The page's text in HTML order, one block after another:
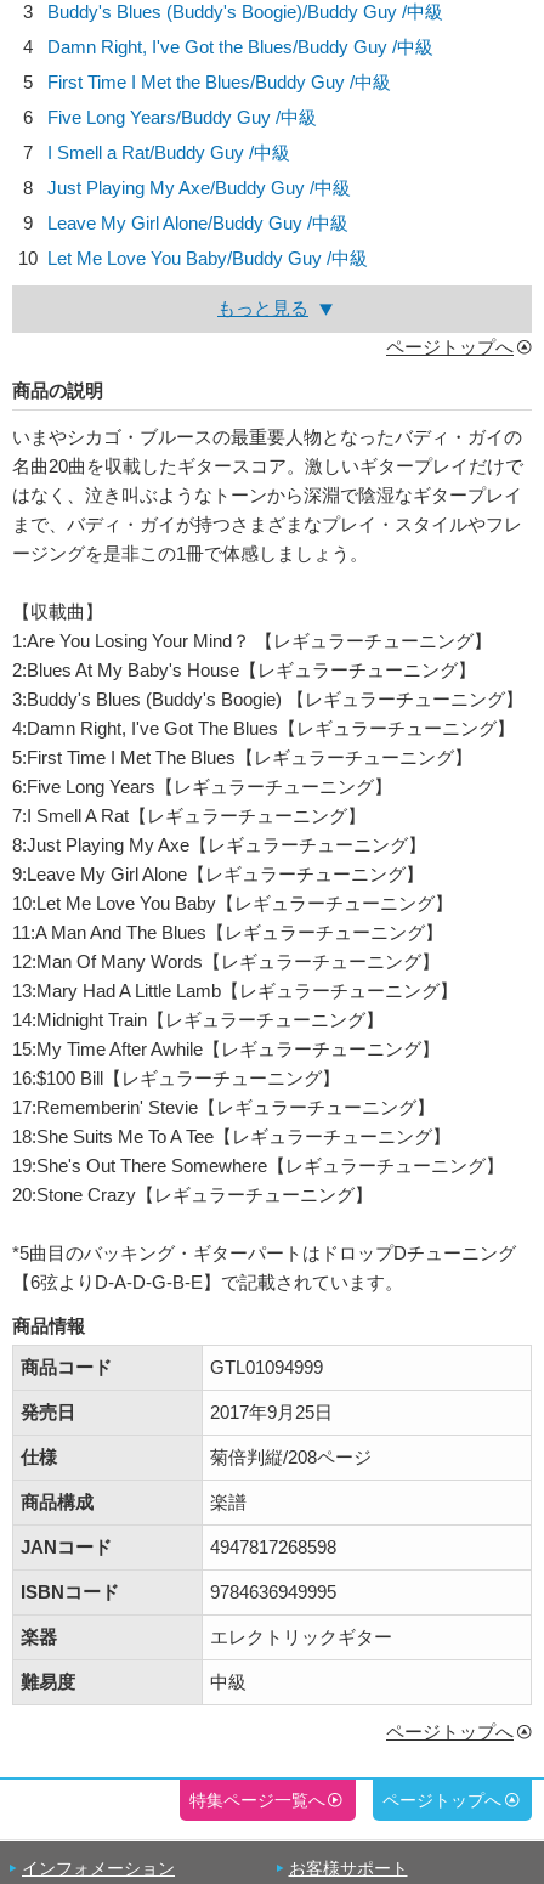
3
Buddy's Blues (Buddy's Boogie)/Buddy Guy /中級
4
Damn Right, I've Got the Blues/Buddy Guy /中級
5
First Time I Met the Blues/Buddy Guy /中級
6
Five Long Years/Buddy Guy /中級
7
I Smell a Rat/Buddy Guy /中級
8
Just Playing My Axe/Buddy Guy /中級
9
Leave My Girl Alone/Buddy Guy /中級
10 Let Me Love You Baby/Buddy Guy /中級
もっと見る
ページトップへ
商品の説明
いまやシカゴ・ブルースの最重要人物となったバディ・ガイの
名曲20曲を収載したギタースコア。激しいギタープレイだけで
はなく、泣き叫ぶようなトーンから深淵で陰湿なギタープレイ
まで、バディ・ガイが持つさまざまなプレイ・スタイルやフレ
ージングを是非この1冊で体感しましょう。
【収載曲】
1:Are You Losing Your Mind？ 【レギュラーチューニング】
2:Blues At My Baby's House【レギュラーチューニング】
3:Buddy's Blues (Buddy's Boogie) 【レギュラーチューニング】
4:Damn Right, I've Got The Blues【レギュラーチューニング】
5:First Time I Met The Blues【レギュラーチューニング】
6:Five Long Years【レギュラーチューニング】
7:I Smell A Rat【レギュラーチューニング】
8:Just Playing My Axe【レギュラーチューニング】
9:Leave My Girl Alone【レギュラーチューニング】
10:Let Me Love You Baby【レギュラーチューニング】
11:A Man And The Blues【レギュラーチューニング】
12:Man Of Many Words【レギュラーチューニング】
13:Mary Had A Little Lamb【レギュラーチューニング】
14:Midnight Train【レギュラーチューニング】
15:My Time After Awhile【レギュラーチューニング】
16:$100 Bill【レギュラーチューニング】
17:Rememberin' Stevie【レギュラーチューニング】
18:She Suits Me To A Tee【レギュラーチューニング】
19:She's Out There Somewhere【レギュラーチューニング】
20:Stone Crazy【レギュラーチューニング】
*5曲目のバッキング・ギターパートはドロップDチューニング
【6弦よりD-A-D-G-B-E】で記載されています。
商品情報
商品コード
GTL01094999
発売日 2017年9月25日
仕様 菊倍判縦/208ページ
商品構成 楽譜
JANコード 4947817268598
ISBNコード 9784636949995
楽器 エレクトリックギター
難易度 中級
ページトップへ
特集ページ一覧へ ページトップへ
インフォメーション お客様サポート